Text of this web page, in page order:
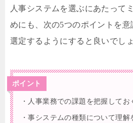
人事システムを選ぶにあたって
めにも、次の5つのポイントを
選定するようにすると良いでしょ
ポイント
・人事業務での課題を把握してお
・事システムの種類について理解